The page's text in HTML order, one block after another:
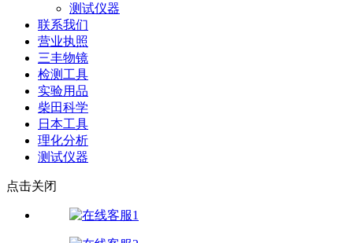
测试仪器
联系我们
营业执照
三丰物镜
检测工具
实验用品
柴田科学
日本工具
理化分析
测试仪器
点击关闭